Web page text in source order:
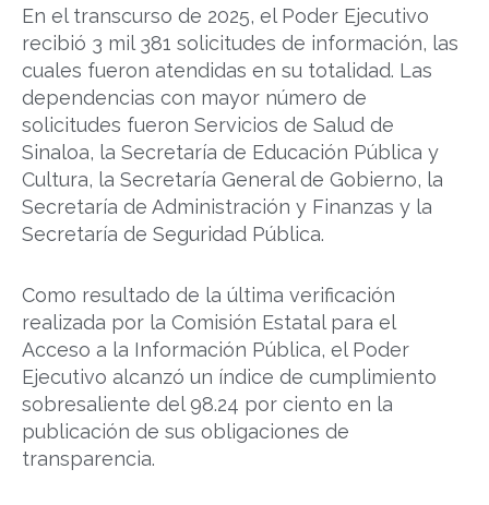
En el transcurso de 2025, el Poder Ejecutivo
recibió 3 mil 381 solicitudes de información, las
cuales fueron atendidas en su totalidad. Las
dependencias con mayor número de
solicitudes fueron Servicios de Salud de
Sinaloa, la Secretaría de Educación Pública y
Cultura, la Secretaría General de Gobierno, la
Secretaría de Administración y Finanzas y la
Secretaría de Seguridad Pública.
Como resultado de la última verificación
realizada por la Comisión Estatal para el
Acceso a la Información Pública, el Poder
Ejecutivo alcanzó un índice de cumplimiento
sobresaliente del 98.24 por ciento en la
publicación de sus obligaciones de
transparencia.